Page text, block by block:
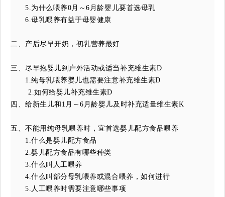
5.为什么喂养0月～6月龄婴儿要首选母乳
6.母乳喂养有益于母婴健康
二、产后尽早开奶，初乳营养最好
三、尽早抱婴儿到户外活动或适当补充维生素D
1.纯母乳喂养婴儿也需要注意补充维生素D
2.如何给婴儿补充维生素D
四、给新生儿和1月～6月龄婴儿及时补充适量维生素K
五、不能用纯母乳喂养时，宜首选婴儿配方食品喂养
1.什么是婴儿配方食品
2.婴儿配方食品有哪些种类
3.什么叫人工喂养
4.什么叫部分母乳喂养或混合喂养，如何进行
5.人工喂养时需要注意哪些事项